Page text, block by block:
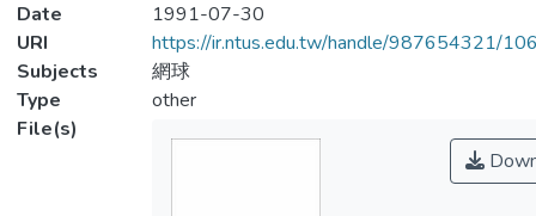
Date
1991-07-30
URI
https://ir.ntus.edu.tw/handle/987654321/
Subjects
網球
Type
other
File(s)